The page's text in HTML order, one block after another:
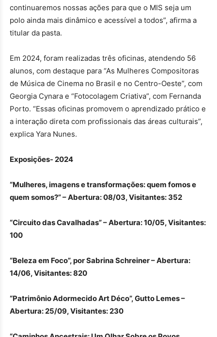
continuaremos nossas ações para que o MIS seja um
polo ainda mais dinâmico e acessível a todos”, afirma a
titular da pasta.
Em 2024, foram realizadas três oficinas, atendendo 56
alunos, com destaque para “As Mulheres Compositoras
de Música de Cinema no Brasil e no Centro-Oeste”, com
Georgia Cynara e “Fotocolagem Criativa”, com Fernanda
Porto. “Essas oficinas promovem o aprendizado prático e
a interação direta com profissionais das áreas culturais”,
explica Yara Nunes.
Exposições- 2024
“Mulheres, imagens e transformações: quem fomos e
quem somos?” – Abertura: 08/03, Visitantes: 352
“Circuito das Cavalhadas” – Abertura: 10/05, Visitantes:
100
“Beleza em Foco”, por Sabrina Schreiner – Abertura:
14/06, Visitantes: 820
“Patrimônio Adormecido Art Déco”, Gutto Lemes –
Abertura: 25/09, Visitantes: 230